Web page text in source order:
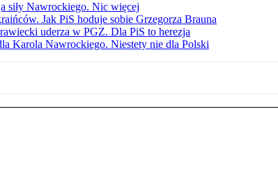
siły Nawrockiego. Nic więcej
Jak PiS hoduje sobie Grzegorza Brauna
uderza w PGZ. Dla PiS to herezja
Karola Nawrockiego. Niestety nie dla Polski